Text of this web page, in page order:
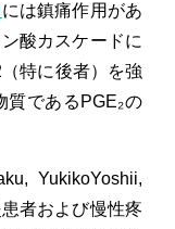
には鎮痛作用があ
酸カスケードに
特に後者）を強
質であるPGE₂の
YukikoYoshii,
者および慢性疼